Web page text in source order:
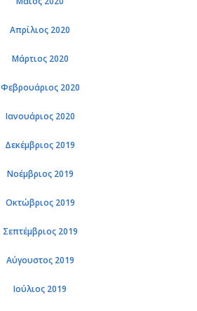
Απρί­λιος 2020
Μάρ­τιος 2020
Φε­βρουά­ριος 2020
Ια­νουά­ριος 2020
Δε­κέμ­βριος 2019
Νο­έμ­βριος 2019
Οκτώ­βριος 2019
Σε­πτέμ­βριος 2019
Αύ­γου­στος 2019
Ιού­λιος 2019